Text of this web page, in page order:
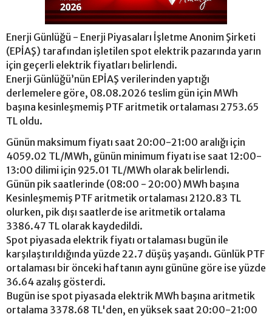
Enerji Günlüğü - Enerji Piyasaları İşletme Anonim Şirketi
(EPİAŞ) tarafından işletilen spot elektrik pazarında yarın
için geçerli elektrik fiyatları belirlendi.
Enerji Günlüğü’nün EPİAŞ verilerinden yaptığı
derlemelere göre, 08.08.2026 teslim gün için MWh
başına kesinleşmemiş PTF aritmetik ortalaması 2753.65
TL oldu.
Günün maksimum fiyatı saat 20:00-21:00 aralığı için
4059.02 TL/MWh, günün minimum fiyatı ise saat 12:00-
13:00 dilimi için 925.01 TL/MWh olarak belirlendi.
Günün pik saatlerinde (08:00 - 20:00) MWh başına
Kesinleşmemiş PTF aritmetik ortalaması 2120.83 TL
olurken, pik dışı saatlerde ise aritmetik ortalama
3386.47 TL olarak kaydedildi.
Spot piyasada elektrik fiyatı ortalaması bugün ile
karşılaştırıldığında yüzde 22.7 düşüş yaşandı. Günlük PTF
ortalaması bir önceki haftanın aynı gününe göre ise yüzde
36.64 azalış gösterdi.
Bugün ise spot piyasada elektrik MWh başına aritmetik
ortalama 3378.68 TL'den, en yüksek saat 20:00-21:00